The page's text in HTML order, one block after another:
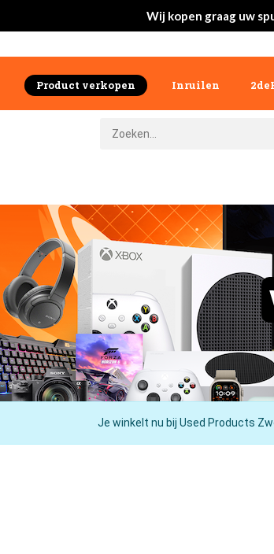
Wij kopen graag uw
Product verkopen Inruilen
Je winkelt nu bij Used Products